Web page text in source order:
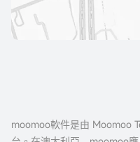
moomoo軟件是由 Moomoo